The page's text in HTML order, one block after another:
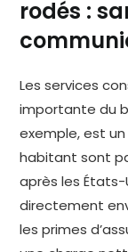
rodés :
Les services
importante du
exemple, est
habitant sont
après les
directement
les primes